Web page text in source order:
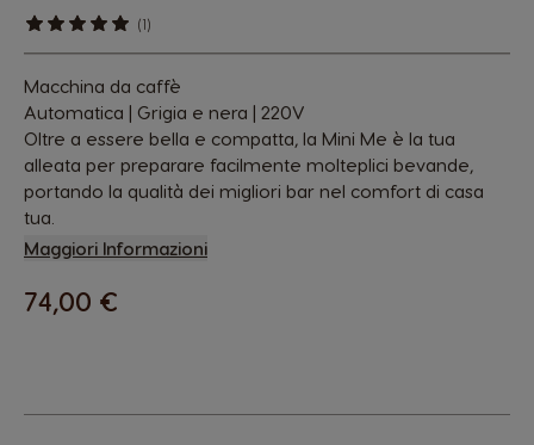
(1)
Macchina da caffè
Automatica | Grigia e nera | 220V
Oltre a essere bella e compatta, la Mini Me è la tua
alleata per preparare facilmente molteplici bevande,
portando la qualità dei migliori bar nel comfort di casa
tua.
Maggiori Informazioni
74,00 €